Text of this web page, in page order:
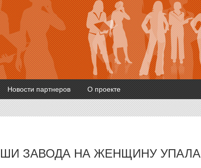
Новости партнеров О проекте
ЗАВОДА НА ЖЕНЩИНУ УПАЛА